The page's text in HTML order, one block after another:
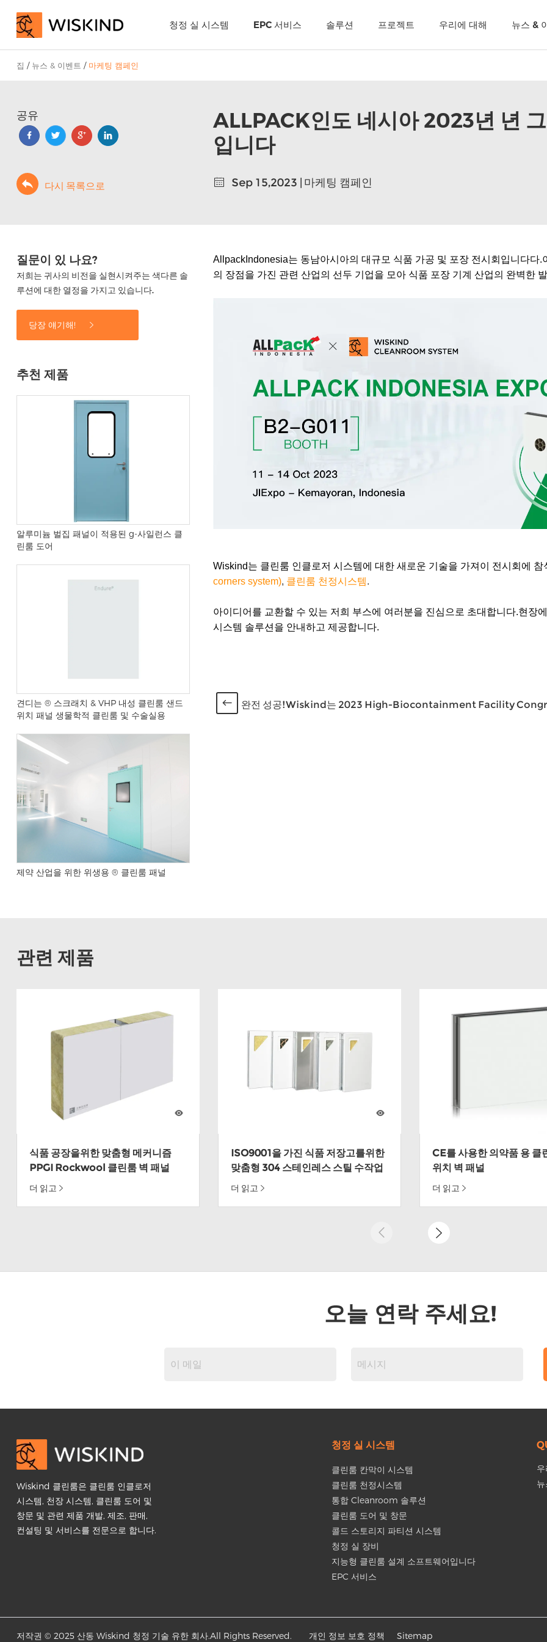
청정 실 시스템 EPC 서비스 솔루션 프로젝트 우리에 대해 뉴스 &
집 / 뉴스 & 이벤트 / 마케팅 캠페인
ALLPACK인도 네시아 2023년 년
입니다
Sep 15,2023 | 마케팅 캠페인
공유
다시 목록으로
질문이 있 나요?
저희는 귀사의 비전을 실현시켜주는 색다른 솔
루션에 대한 열정을 가지고 있습니다.
당장 얘기해!
추천 제품
알루미늄 벌집 패널이 적용된 g-사일런스 클
린룸 도어
견디는 ® 스크래치 & VHP 내성 클린룸 샌드
위치 패널 생물학적 클린룸 및 수술실용
제약 산업을 위한 위생용 ® 클린룸 패널
AllpackIndonesia는 동남아시아의 대규모 식품 가공 및 포장 전시회입니다다
의 장점을 가진 관련 산업의 선두 기업을 모아 식품 포장 기계 산업의 완벽한
Wiskind는 클린룸 인클로저 시스템에 대한 새로운 기술을 가져이 전시회에
corners system), 클린룸 천정시스템.
아이디어를 교환할 수 있는 저희 부스에 여러분을 진심으로 초대합니다.현장
시스템 솔루션을 안내하고 제공합니다.
완전 성공!Wiskind는 2023 High-Biocontainment Facility
관련 제품
식품 공장을위한 맞춤형 메커니즘
PPGI Rockwool 클린룸 벽 패널
더 읽고
ISO9001을 가진 식품 저장고를위한
맞춤형 304 스테인레스 스틸 수작업
클린룸 샌드위치 패널
더 읽고
CE를 사용한 의약품 용 클
위치 벽 패널
더 읽고
오늘 연락 주세요!
Wiskind 클린룸은 클린룸 인클로저
시스템, 천장 시스템, 클린룸 도어 및
창문 및 관련 제품 개발, 제조, 판매,
컨설팅 및 서비스를 전문으로 합니다.
청정 실 시스템
클린룸 칸막이 시스템
클린룸 천정시스템
통합 Cleanroom 솔루션
클린룸 도어 및 창문
콜드 스토리지 파티션 시스템
청정 실 장비
지능형 클린룸 설계 소프트웨어입니다
EPC 서비스
저작권 © 2025 산동 Wiskind 청정 기술 유한 회사.All Rights Reserved. 개인 정보 보호 정책 Sitemap